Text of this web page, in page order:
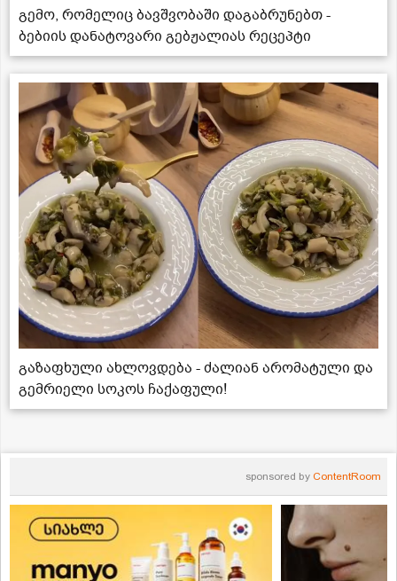
გემო, რომელიც ბავშვობაში დაგაბრუნებთ -
ბებიის დანატოვარი გებჟალიას რეცეპტი
გაზაფხული ახლოვდება - ძალიან არომატული და
გემრიელი სოკოს ჩაქაფული!
sponsored by ContentRoom